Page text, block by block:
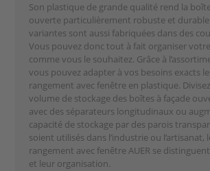
Son plastique de grande qualité rend la
ouverte particulièrement robuste et
variantes sont aussi fabriquées dans des
Vous pouvez donc tout à fait organiser
comme vous le souhaitez. Grâce à
vous pouvez adapter à vos besoins exacts
rangement avec fenêtre en plastique.
volume de stockage des boîtes à façade
avec des séparateurs longitudinaux ou
capacité de stockage par des parois
soient utilisés dans l’industrie ou l’artisanat,
rangement avec fenêtre AUER se
et leur organisation.